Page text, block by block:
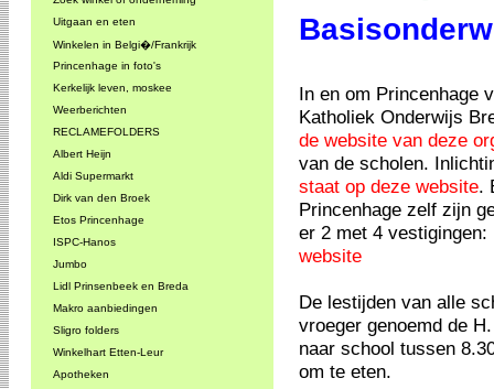
Uitgaan en eten
Winkelen in Belgi�/Frankrijk
Princenhage in foto's
Kerkelijk leven, moskee
Weerberichten
RECLAMEFOLDERS
Albert Heijn
Aldi Supermarkt
Dirk van den Broek
Etos Princenhage
ISPC-Hanos
Jumbo
Lidl Prinsenbeek en Breda
Makro aanbiedingen
Sligro folders
Winkelhart Etten-Leur
Apotheken
In en om Princenhage
Katholiek Onderwijs
de website van deze
van de scholen.
staat op deze website.
Princenhage zelf zijn
er 2 met 4
website
De lestijden van alle
vroeger genoemd de
naar school tussen
om te eten.